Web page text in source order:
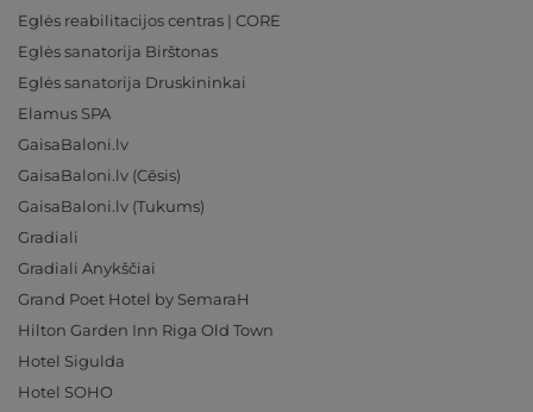
Eglės reabilitacijos centras | CORE
Eglės sanatorija Birštonas
Eglės sanatorija Druskininkai
Elamus SPA
GaisaBaloni.lv
GaisaBaloni.lv (Cēsis)
GaisaBaloni.lv (Tukums)
Gradiali
Gradiali Anykščiai
Grand Poet Hotel by SemaraH
Hilton Garden Inn Riga Old Town
Hotel Sigulda
Hotel SOHO